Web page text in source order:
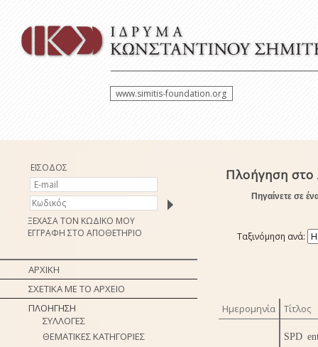
www.simitis-foundation.org
ΕΙΣΟΔΟΣ
ΞΕΧΑΣΑ ΤΟΝ ΚΩΔΙΚΟ ΜΟΥ
ΕΓΓΡΑΦΗ ΣΤΟ ΑΠΟΘΕΤΗΡΙΟ
ΑΡΧΙΚΗ
ΣΧΕΤΙΚΑ ΜΕ ΤΟ ΑΡΧΕΙΟ
ΠΛΟΗΓΗΣΗ
ΣΥΛΛΟΓΕΣ
ΘΕΜΑΤΙΚΕΣ ΚΑΤΗΓΟΡΙΕΣ
Πλοήγηση στο
Πηγαίνετε σε
Ταξινόμηση ανά:
Ημερομηνία Τίτλος
SPD